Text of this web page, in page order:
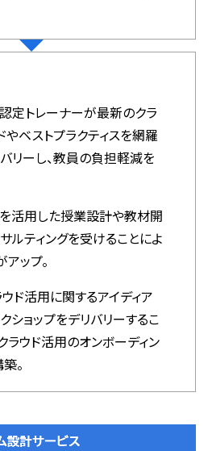
定トレーナーが最新のクラ
やベストプラクティスを網羅
リーし、教員の負担軽減を
活用した授業設計や教材開
ルティングを受けることによ
ップ。
ド活用に関するアイディア
ショップをデリバリーするこ
ラウド活用のオンボーディン
。